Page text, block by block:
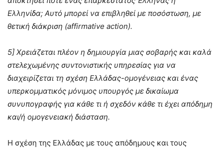
Ελληνίδα; Αυτό μπορεί να επιβληθεί με ποσόστωση, με
θετική διάκριση (affirmative action).
5] Χρειάζεται πλέον η δημιουργία μιας σοβαρής και καλά
στελεχωμένης συντονιστικής υπηρεσίας για να
διαχειρίζεται τη σχέση Ελλάδας-ομογένειας και ένας
υπερκομματικός μόνιμος υπουργός με δικαίωμα
συνυπογραφής για κάθε τι ή σχεδόν κάθε τι έχει απόδημη
και/ή ομογενειακή διάσταση.
Η σχέση της Ελλάδας με τους απόδημους και τους